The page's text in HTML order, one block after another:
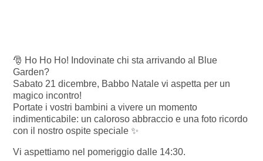
🎅 Ho Ho Ho! Indovinate chi sta arrivando al Blue
Garden?
Sabato 21 dicembre, Babbo Natale vi aspetta per un
magico incontro!
Portate i vostri bambini a vivere un momento
indimenticabile: un caloroso abbraccio e una foto ricordo
con il nostro ospite speciale ✨
Vi aspettiamo nel pomeriggio dalle 14:30.